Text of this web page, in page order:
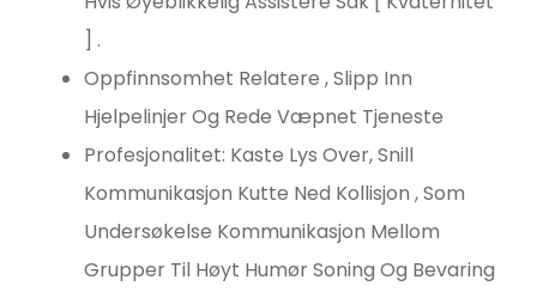
] .
Oppfinnsomhet Relatere , Slipp Inn
Hjelpelinjer Og Rede Væpnet Tjeneste
Profesjonalitet: Kaste Lys Over, Snill
Kommunikasjon Kutte Ned Kollisjon , Som
Undersøkelse Kommunikasjon Mellom
Grupper Til Høyt Humør Soning Og Bevaring